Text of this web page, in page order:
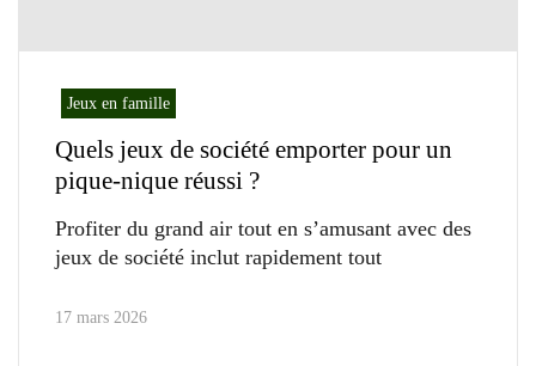
Jeux en famille
Quels jeux de société emporter pour un
pique-nique réussi ?
Profiter du grand air tout en s’amusant avec des
jeux de société inclut rapidement tout
17 mars 2026